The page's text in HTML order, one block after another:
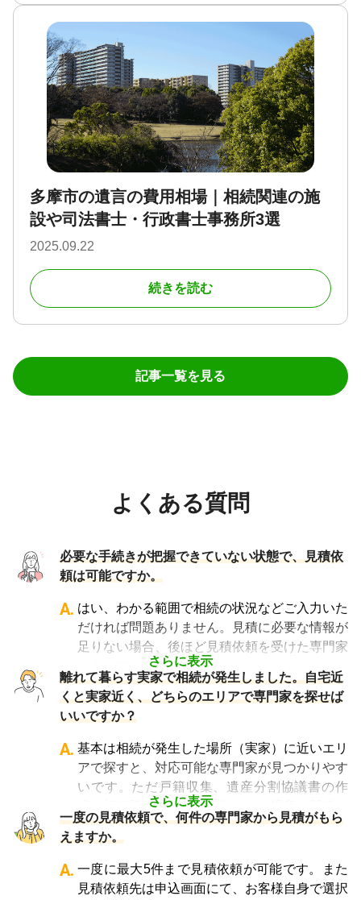
多摩市の遺言の費用相場｜相続関連の施
設や司法書士・行政書士事務所3選
2025.09.22
続きを読む
記事一覧を見る
よくある質問
必要な手続きが把握できていない状態で、見積依
頼は可能ですか。
さらに表示
A. はい、わかる範囲で相続の状況などご入力いた
だければ問題ありません。見積に必要な情報が
足りない場合、後ほど見積依頼を受けた専門家
からヒアリングさせていただきます。
離れて暮らす実家で相続が発生しました。自宅近
くと実家近く、どちらのエリアで専門家を探せば
いいですか？
さらに表示
A. 基本は相続が発生した場所（実家）に近いエリ
アで探すと、対応可能な専門家が見つかりやす
いです。ただ戸籍収集、遺産分割協議書の作
成、相続登記、相続税申告などは場所に関係な
く対応が可能ですので、どちらのエリアでも大
丈夫です。
一度の見積依頼で、何件の専門家から見積がもら
えますか。
A. 一度に最大5件まで見積依頼が可能です。また
見積依頼先は申込画面にて、お客様自身で選択